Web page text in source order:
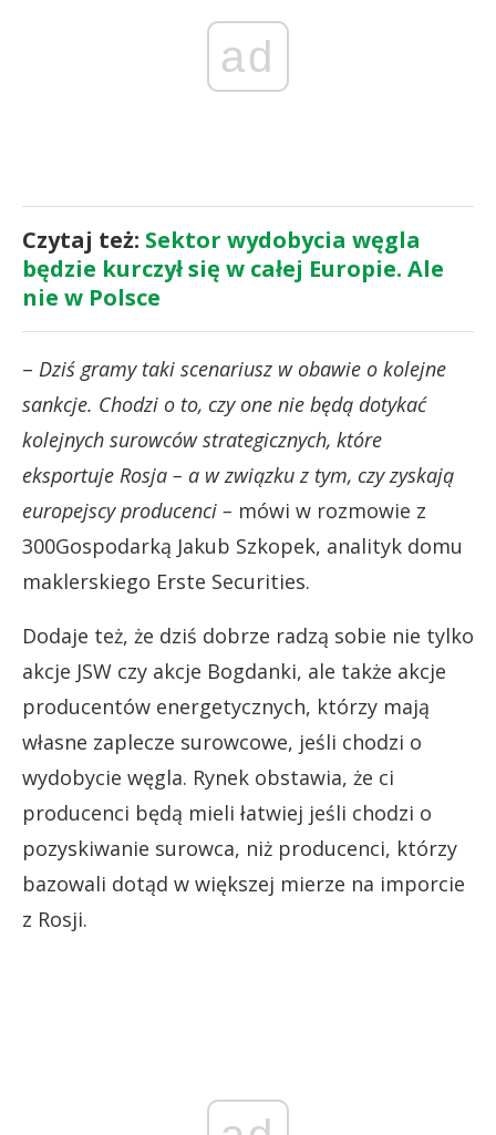
ad
Czytaj też: Sektor wydobycia węgla
będzie kurczył się w całej Europie. Ale
nie w Polsce
– Dziś gramy taki scenariusz w obawie o kolejne
sankcje. Chodzi o to, czy one nie będą dotykać
kolejnych surowców strategicznych, które
eksportuje Rosja – a w związku z tym, czy zyskają
europejscy producenci – mówi w rozmowie z
300Gospodarką Jakub Szkopek, analityk domu
maklerskiego Erste Securities.
Dodaje też, że dziś dobrze radzą sobie nie tylko
akcje JSW czy akcje Bogdanki, ale także akcje
producentów energetycznych, którzy mają
własne zaplecze surowcowe, jeśli chodzi o
wydobycie węgla. Rynek obstawia, że ci
producenci będą mieli łatwiej jeśli chodzi o
pozyskiwanie surowca, niż producenci, którzy
bazowali dotąd w większej mierze na imporcie
z Rosji.